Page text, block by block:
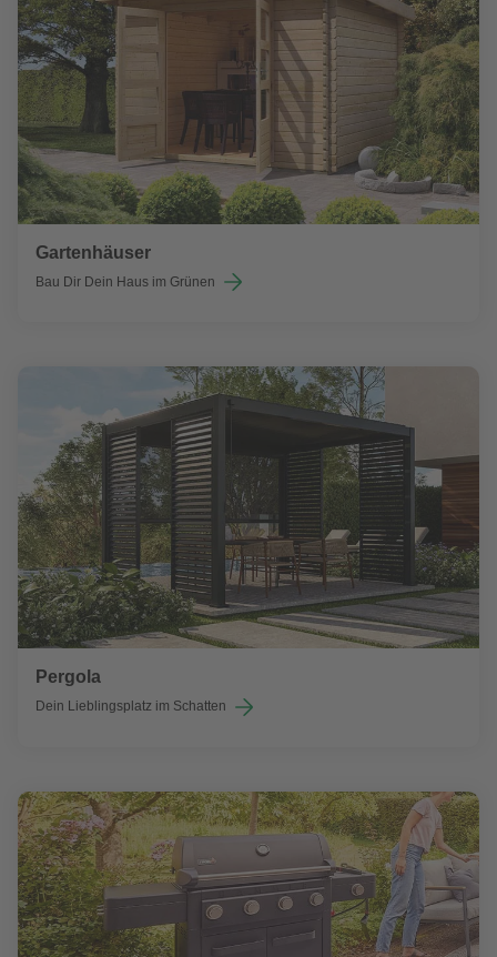
Gartenhäuser
Bau Dir Dein Haus im Grünen
Pergola
Dein Lieblingsplatz im Schatten